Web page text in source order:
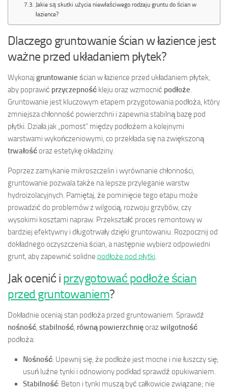
Jakie są skutki użycia niewłaściwego rodzaju gruntu do ścian w
łazience?
Dlaczego gruntowanie ścian w łazience jest
ważne przed układaniem płytek?
Wykonaj gruntowanie ścian w łazience przed układaniem płytek,
aby poprawić przyczepność kleju oraz wzmocnić podłoże
Gruntowanie jest kluczowym etapem przygotowania podłoża, który
zmniejsza chłonność powierzchni i zapewnia stabilną bazę pod
płytki. Działa jak „pomost” między podłożem a kolejnymi
warstwami wykończeniowymi, co przekłada się na zwiększoną
trwałośćoraz estetykę okładziny.
Poprzez zamykanie mikroszczelin i wyrównanie chłonności,
gruntowanie pozwala także na lepsze przyleganie warstw
hydroizolacyjnych. Pamiętaj, że pominięcie tego etapu może
prowadzić do problemów z wilgocią, rozwoju grzybów, czy
wysokimi kosztami napraw. Przekształć proces remontowy w
bardziej efektywny i długotrwały dzięki gruntowaniu. Rozpocznij od
dokładnego oczyszczenia ścian, a następnie wybierz odpowiedni
grunt, aby zapewnić solidne podłoże pod płytki
Jak ocenić i przygotować podłoże ścian
przed gruntowaniem?
Dokładnie oceniaj stan podłoża przed gruntowaniem. Sprawdź
nośność stabilność równą powierzchnięorazwilgotność
podłoża:
Nośność: Upewnij się, że podłoże jest mocne i nie łuszczy się;
usuń luźne tynki i odnowiony podkład sprawdź opukiwaniem.
Stabilność: Beton i tynki muszą być całkowicie związane; nie